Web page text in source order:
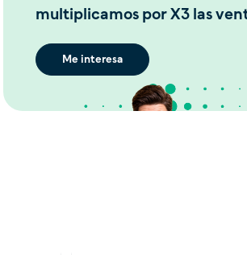
multiplicamos por X3 las
Me interesa